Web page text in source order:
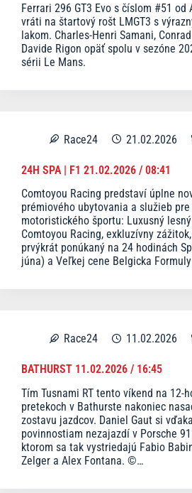
Ferrari 296 GT3 Evo s číslom #51 od
vráti na štartový rošt LMGT3 s
lakom. Charles-Henri Samani,
Davide Rigon opäť spolu v sezóne
sérii Le Mans.
Race24 21.02.2026
24H SPA | F1 21.02.2026 / 08:41
Comtoyou Racing predstaví úplne
prémiového ubytovania a služieb
motoristického športu: Luxusný
Comtoyou Racing, exkluzívny
prvýkrát ponúkaný na 24 hodinách
júna) a Veľkej cene Belgicka
Race24 11.02.2026
BATHURST 11.02.2026 / 16:45
Tím Tusnami RT tento víkend na 12-
pretekoch v Bathurste nakoniec
zostavu jazdcov. Daniel Gaut si
povinnostiam nezajazdí v Porsche
ktorom sa tak vystriedajú Fabio
Zelger a Alex Fontana. ©…